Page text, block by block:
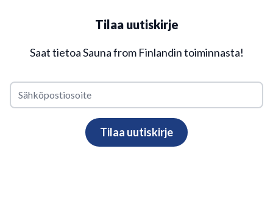
Tilaa uutiskirje
Saat tietoa Sauna from Finlandin toiminnasta!